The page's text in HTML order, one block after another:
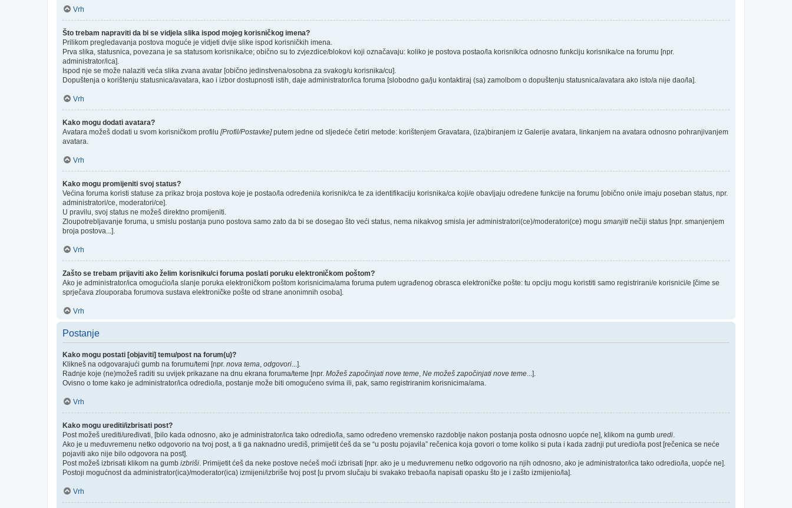
Vrh
Što trebam napraviti da bi se vidjela slika ispod mojeg korisničkog imena?
Prilikom pregledavanja postova moguće je vidjeti dvije slike ispod korisničkih imena.
Prva slika, statusnica, povezana je sa statusom korisnika/ce; obično su to zvjezdice/blokovi koji označavaju: koliko je postova postao/la korisnik/ca odnosno funkciju korisnika/ce na forumu [npr.
administrator/ica].
Ispod nje se može nalaziti veća slika zvana avatar [obično jedinstvena/osobna za svakog/u korisnika/cu].
Dopuštenja o korištenju statusnica/avatara, kao i izbor dostupnosti istih, daje administrator/ica foruma [slobodno ga/ju kontaktiraj (sa) zamolbom o dopuštenju statusnica/avatara ako isto/a nije dao/la].
Vrh
Kako mogu dodati avatara?
Avatara možeš dodati u svom korisničkom profilu [Profil/Postavke]putem jedne od sljedeće četiri metode: korištenjem Gravatara, (iza)biranjem iz Galerije avatara, linkanjem na avatara odnosno pohranjivanjem
avatara.
Vrh
Kako mogu promijeniti svoj status?
Većina foruma koristi statuse za prikaz broja postova koje je postao/la određeni/a korisnik/ca te za identifikaciju korisnika/ca koji/e obavljaju određene funkcije na forumu [obično oni/e imaju poseban status, npr.
administratori/ce, moderatori/ce].
U pravilu, svoj status ne možeš direktno promijeniti.
Zloupotrebljavanje foruma, u smislu postanja puno postova samo zato da bi se dosegao što veći status, nema nikakvog smisla jer administratori(ce)/moderatori(ce) mogu smanjiti nečiji status [npr. smanjenjem
broja postova...].
Vrh
Zašto se trebam prijaviti ako želim korisniku/ci foruma poslati poruku elektroničkom poštom?
Ako je administrator/ica omogućio/la slanje poruka elektroničkom poštom korisnicima/ama foruma putem ugrađenog obrasca elektroničke pošte: tu opciju mogu koristiti samo registrirani/e korisnici/e [čime se
sprječava zlouporaba forumova sustava elektroničke pošte od strane anonimnih osoba].
Vrh
Postanje
Kako mogu postati [objaviti] temu/post na forum(u)?
Klikneš na odgovarajući gumb na forumu/temi [npr. nova tema odgovori ...].
Radnje koje (ne)možeš raditi su uvijek prikazane na dnu ekrana foruma/teme [npr. Možeš započinjati nove teme Ne možeš započinjati nove teme ...].
Ovisno o tome kako je administrator/ica odredio/la, postanje može biti omogućeno svima ili, pak, samo registriranim korisnicima/ama.
Vrh
Kako mogu urediti/izbrisati post?
Post možeš urediti/uređivati, [bilo kada odnosno, ako je administrator/ica tako odredio/la, samo određeno vremensko razdoblje nakon postanja posta odnosno uopće ne], klikom na gumb uredi
Ako je u međuvremenu netko odgovorio na tvoj post, a ti ga naknadno urediš, primijetit ćeš da se “u postu pojavila” rečenica koja govori o tome koliko si puta i kada zadnji put uredio/la post [rečenica se neće
pojaviti ako nije bilo odgovora na post].
Post možeš izbrisati klikom na gumb izbriši . Primijetit ćeš da neke postove nećeš moći izbrisati [npr. ako je u međuvremenu netko odgovorio na njih odnosno, ako je administrator/ica tako odredio/la, uopće ne].
Postoji mogućnost da administrator(ica)/moderator(ica) izmijeni/izbriše tvoj post [u prvom slučaju bi svakako trebao/la napisati opasku što je i zašto izmijenio/la].
Vrh